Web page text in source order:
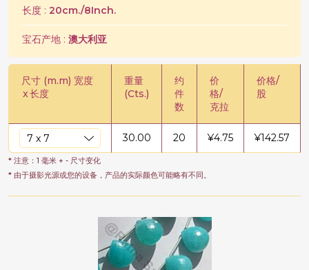
长度 : 20cm./8Inch.
宝石产地 : 澳大利亚
尺寸 (m.m) 宽度
x长度
重量
(Cts.)
约
件
数
价
格/
克拉
价格/
股
30.00 20 ¥4.75 ¥142.57
* 注意：1 毫米 + - 尺寸变化
* 由于摄影光源或您的设备，产品的实际颜色可能略有不同。